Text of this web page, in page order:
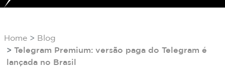
Home
Blog
Telegram Premium: versão paga do Telegram é
lançada no Brasil